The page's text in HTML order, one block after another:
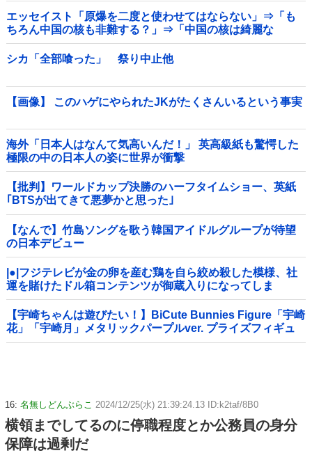
エッセイスト「原爆を二度と使わせてはならない」⇒「も
ちろん中国の核も非難する？」⇒「中国の核は綺麗な
核！」
シカ「全部喰った」 祭り中止他
【画像】 このハゲにやられたJKがたくさんいるという事実
海外「日本人はなんて気高いんだ！」 英高級紙も驚愕した
極限の中の日本人の姿に世界が衝撃
【批判】ワールドカップ決勝のハーフタイムショー、英紙
｢BTSが出てきて悪夢かと思った｣
【なんで】竹島ソングを歌う韓国アイドルグループが待望
の日本デビュー
|●|フジテレビが金の卵を産む鶏を自ら絞め殺した模様、社
運を賭けたドル箱コンテンツが御蔵入りになってしま
い……
【宇崎ちゃんは遊びたい！】BiCute Bunnies Figure「宇崎
花」「宇崎月」メタリックパープルver. プライズフィギュ
ア【ラウンドワン限定で展開決定】
16: 名無しどんぶらこ 2024/12/25(水) 21:39:24.13 ID:k2taf/8B0
横領までしてるのに停職程度とか公務員の身分
保障は過剰だ